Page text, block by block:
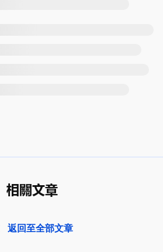
相關文章
返回至全部文章